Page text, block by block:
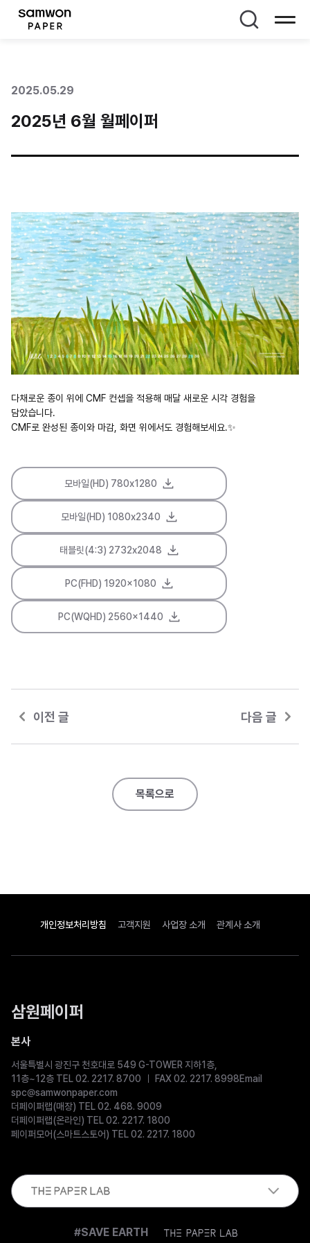
2025.05.29
2025년 6월 월페이퍼
다채로운 종이 위에 CMF 컨셉을 적용해 매달 새로운 시각 경험을
담았습니다.
CMF로 완성된 종이와 마감, 화면 위에서도 경험해보세요.✨
모바일(HD) 780x1280
모바일(HD) 1080x2340
태블릿(4:3) 2732x2048
PC(FHD) 1920x1080
PC(WQHD) 2560x1440
이전 글 다음 글
목록으로
개인정보처리방침 고객지원 사업장 소개 관계사 소개
삼원페이퍼
본사
서울특별시 광진구 천호대로 549 G-TOWER 지하1층,
11층~12층 TEL 02. 2217. 8700
FAX 02. 2217. 8998Email
spc@samwonpaper.com
더페이퍼랩(매장) TEL 02. 468. 9009
더페이퍼랩(온라인) TEL 02. 2217. 1800
페이퍼모어(스마트스토어) TEL 02. 2217. 1800
#SAVE EARTH